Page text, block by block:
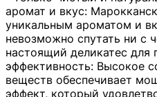
аромат и вкус:
уникальным ароматом и
невозможно спутать ни с
настоящий деликатес для
эффективность: Высокое
веществ обеспечивает
эффект, который